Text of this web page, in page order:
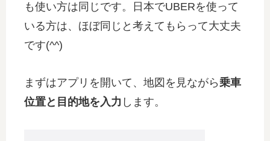
も使い方は同じです。日本でUBERを使って
いる方は、ほぼ同じと考えてもらって大丈夫
です(^^)
まずはアプリを開いて、地図を見ながら乗車
位置と目的地を入力 します。